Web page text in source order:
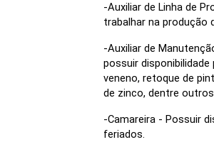
-Auxiliar de Linha de
trabalhar na produção
-Auxiliar de
possuir
veneno, retoque de
de zinco, dentre
-Camareira - Possuir
feriados.